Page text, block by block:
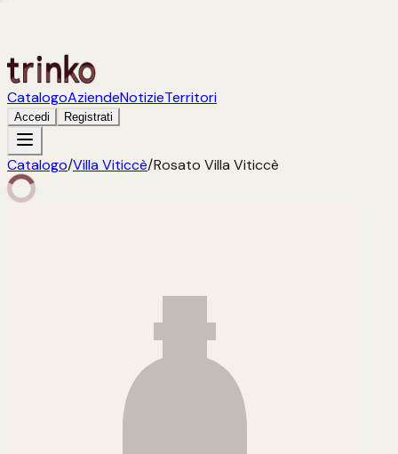
CatalogoAziendeNotizieTerritori
Accedi Registrati
Catalogo/Villa Viticcè/Rosato Villa Viticcè